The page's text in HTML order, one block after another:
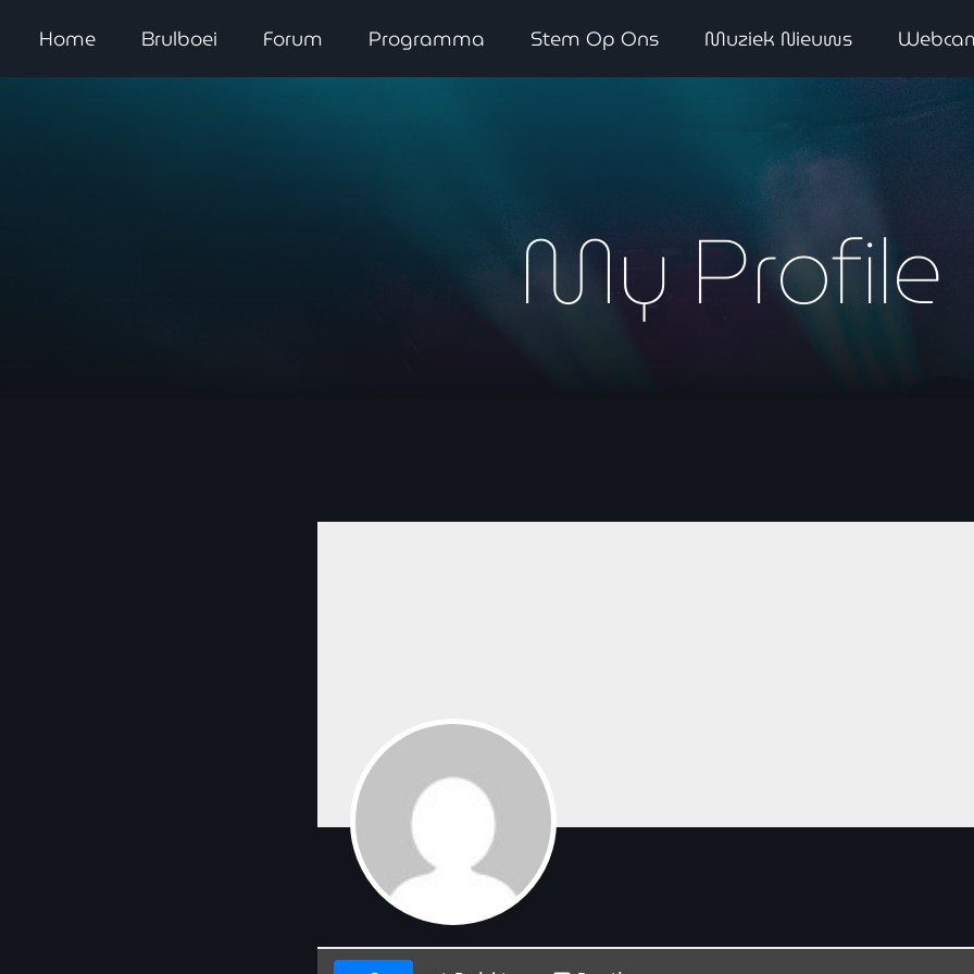
Home Brulboei Forum Programma Stem Op Ons Muziek Nieuws
00:00 - 09:00
My Profile